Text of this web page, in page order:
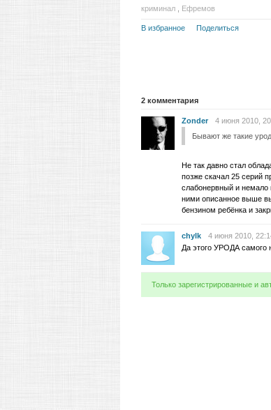
криминал Ефремов
В избранное Поделиться
2 комментария
Zonder
4 июня 2010,
Бывают же такие
Не так давно стал
позже скачал 25 серий
слабонервный и немало
ними описанное выше
бензином ребёнка и
chylk
4 июня 2010,
Да этого УРОДА самого
Только зарегистрированные и